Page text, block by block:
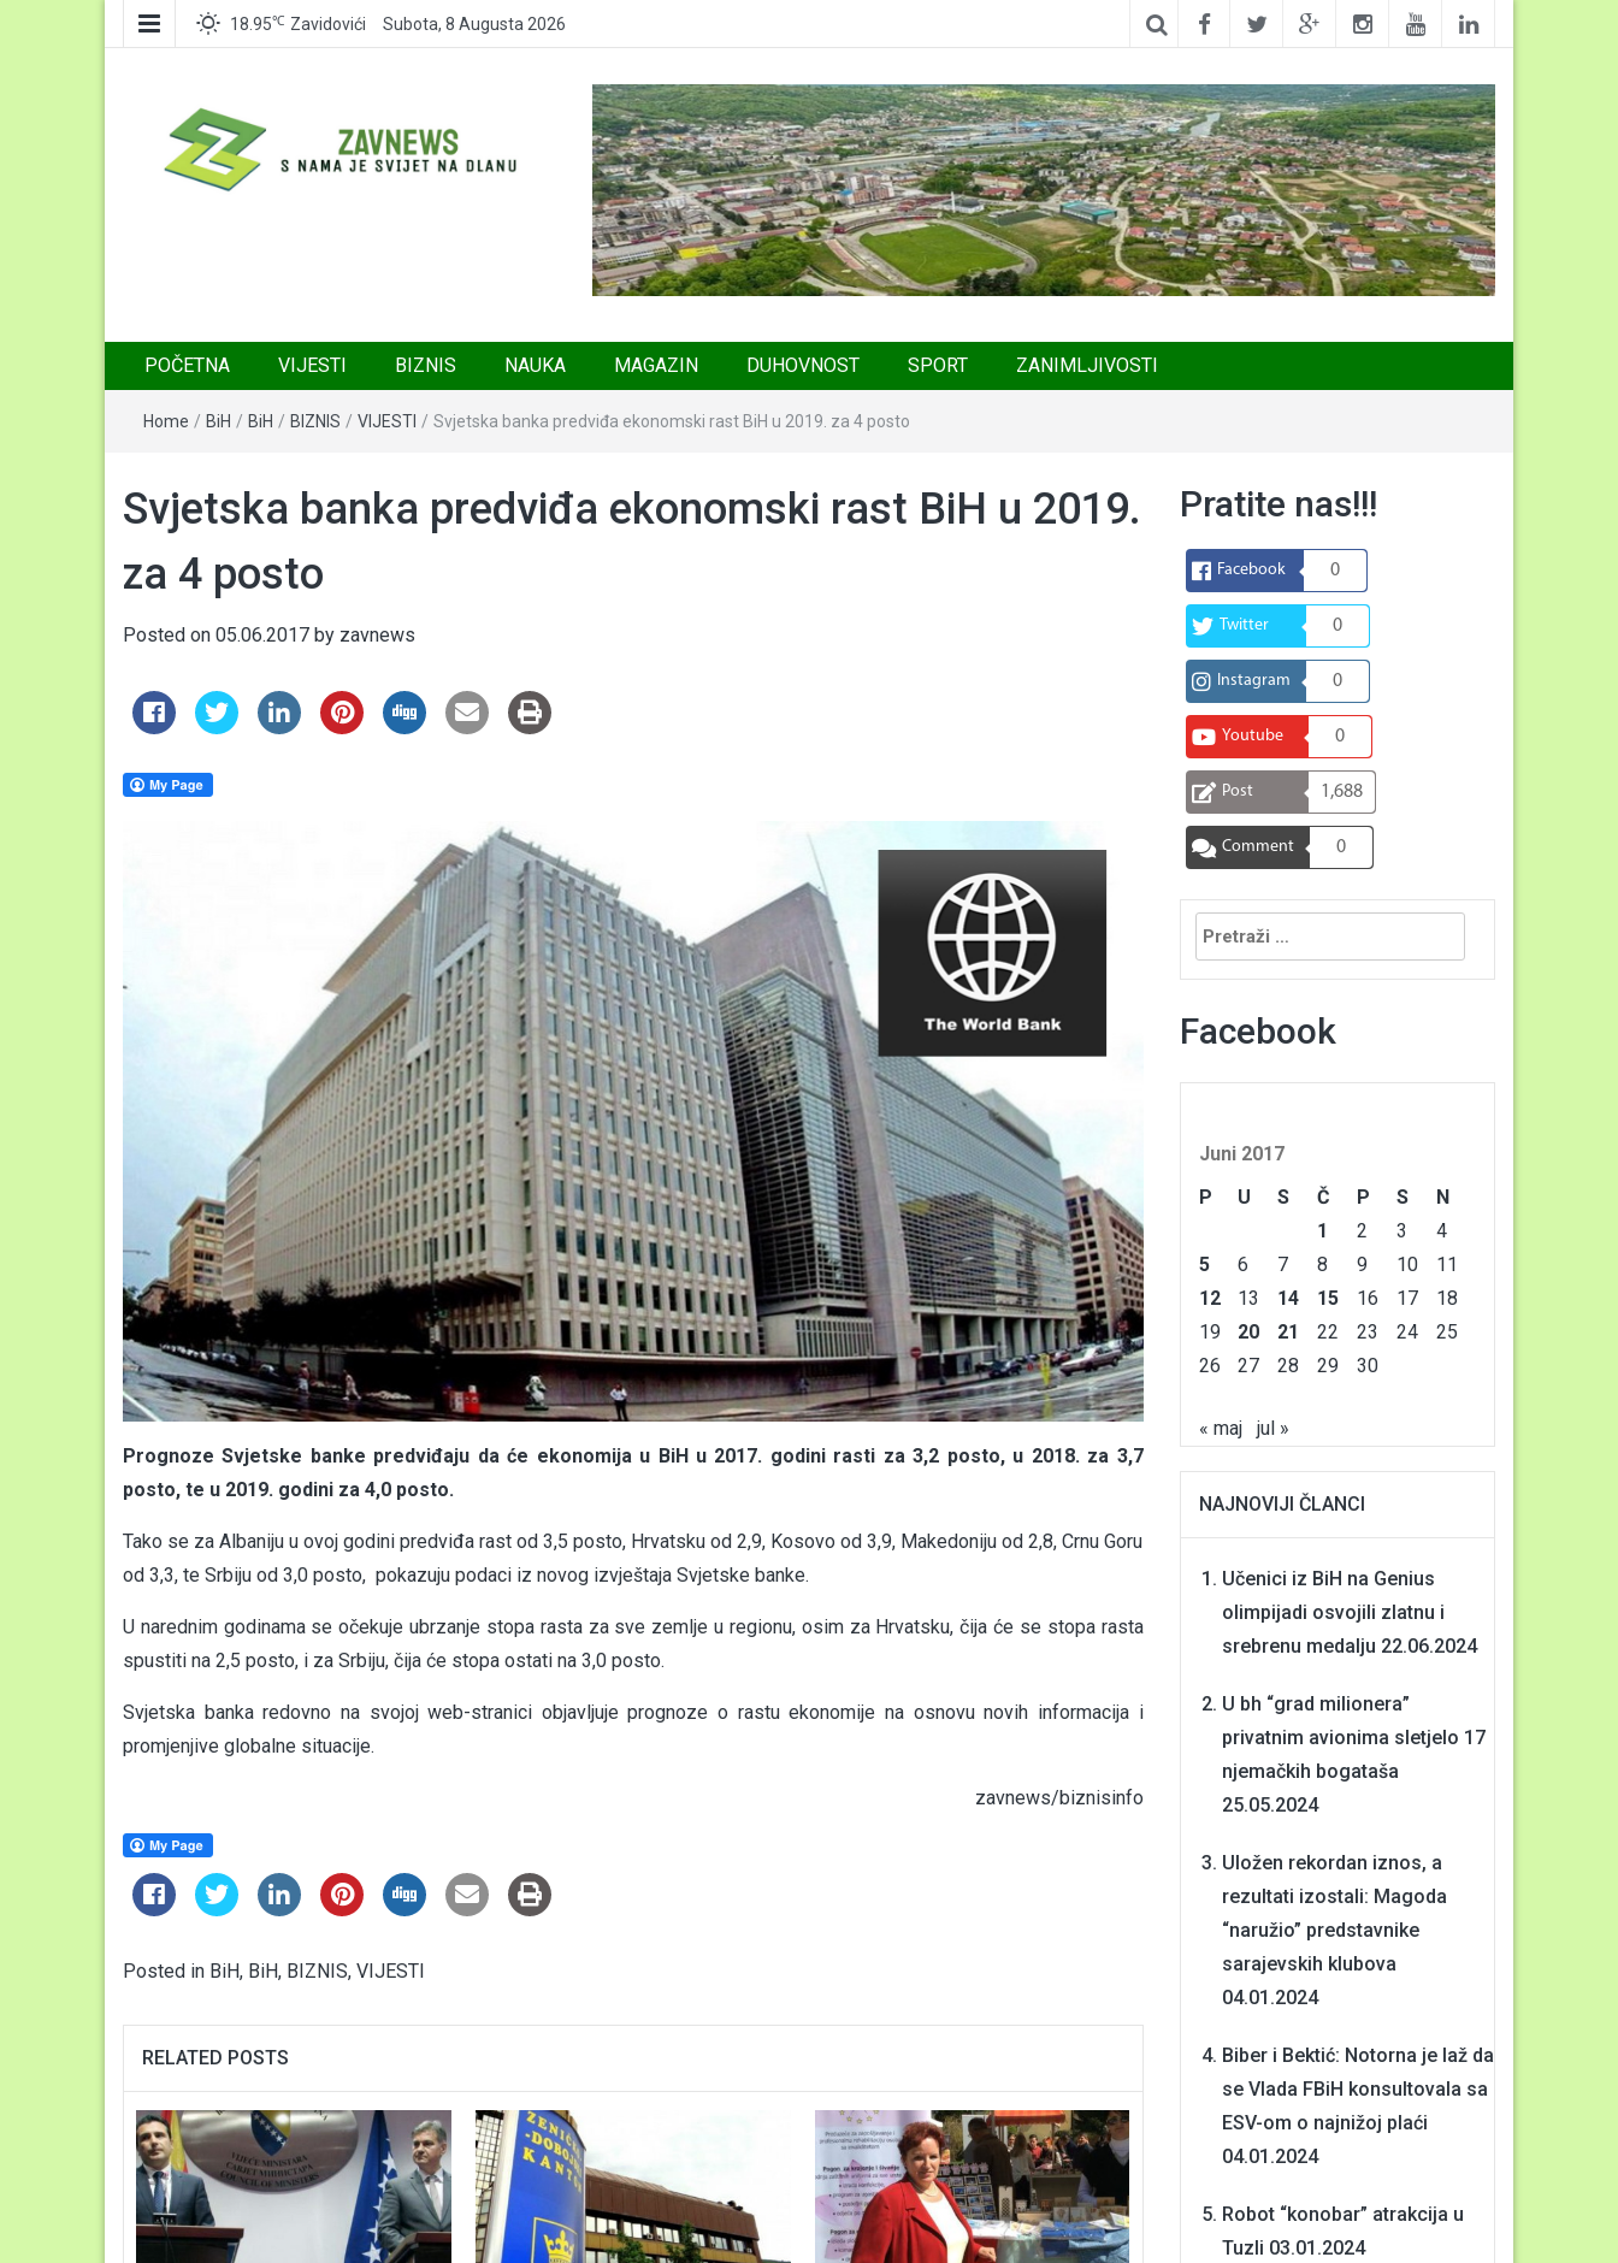
18.95℃ Zavidovići Subota, 8 Augusta 2026
POČETNA VIJESTI BIZNIS NAUKA MAGAZIN DUHOVNOST SPORT ZANIMLJIVOSTI
Home / BiH / BiH / BIZNIS / VIJESTI / Svjetska banka predviđa ekonomski rast BiH u 2019. za 4 posto
Svjetska banka predviđa ekonomski rast BiH u 2019.
za 4 posto
Posted on 05.06.2017 by zavnews
Prognoze Svjetske banke predviđaju da će ekonomija u BiH u 2017. godini rasti za 3,2 posto, u 2018. za 3,7
posto, te u 2019. godini za 4,0 posto.
Tako se za Albaniju u ovoj godini predviđa rast od 3,5 posto, Hrvatsku od 2,9, Kosovo od 3,9, Makedoniju od 2,8, Crnu Goru
od 3,3, te Srbiju od 3,0 posto, pokazuju podaci iz novog izvještaja Svjetske banke.
U narednim godinama se očekuje ubrzanje stopa rasta za sve zemlje u regionu, osim za Hrvatsku, čija će se stopa rasta
spustiti na 2,5 posto, i za Srbiju, čija će stopa ostati na 3,0 posto.
Svjetska banka redovno na svojoj web-stranici objavljuje prognoze o rastu ekonomije na osnovu novih informacija i
promjenjive globalne situacije.
zavnews/biznisinfo
Posted in BiH, BiH, BIZNIS, VIJESTI
RELATED POSTS
Pratite nas!!!
Facebook 0
Twitter 0
Instagram 0
Youtube 0
Post 1,688
Comment 0
Pretraga:
Facebook
Juni 2017
P
U S Č P S
N
1
2 3
4
5
6 7 8 9 10
11
12
13 14 15 16 17
18
19
20 21 22 23 24
25
26
27 28 29 30
« maj jul »
NAJNOVIJI ČLANCI
Učenici iz BiH na Genius
olimpijadi osvojili zlatnu i
srebrenu medalju 22.06.2024
U bh “grad milionera”
privatnim avionima sletjelo 17
njemačkih bogataša
25.05.2024
Uložen rekordan iznos, a
rezultati izostali: Magoda
“naružio” predstavnike
sarajevskih klubova
04.01.2024
Biber i Bektić: Notorna je laž da
se Vlada FBiH konsultovala sa
ESV-om o najnižoj plaći
04.01.2024
Robot “konobar” atrakcija u
Tuzli 03.01.2024